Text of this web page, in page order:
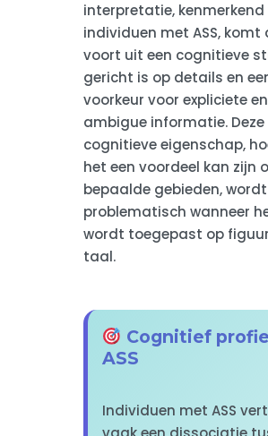
interpretatie, kenmerkend
individuen met ASS, komt
voort uit een cognitieve
gericht is op details en
voorkeur voor expliciete
ambigue informatie. Deze
cognitieve eigenschap,
het een voordeel kan zijn
bepaalde gebieden, wordt
problematisch wanneer
wordt toegepast op
taal.
Cognitief
ASS
Individuen met ASS